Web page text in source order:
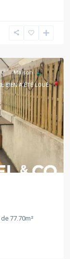
Maison
BIEN A ÉTÉ LOUÉ
77.70m²